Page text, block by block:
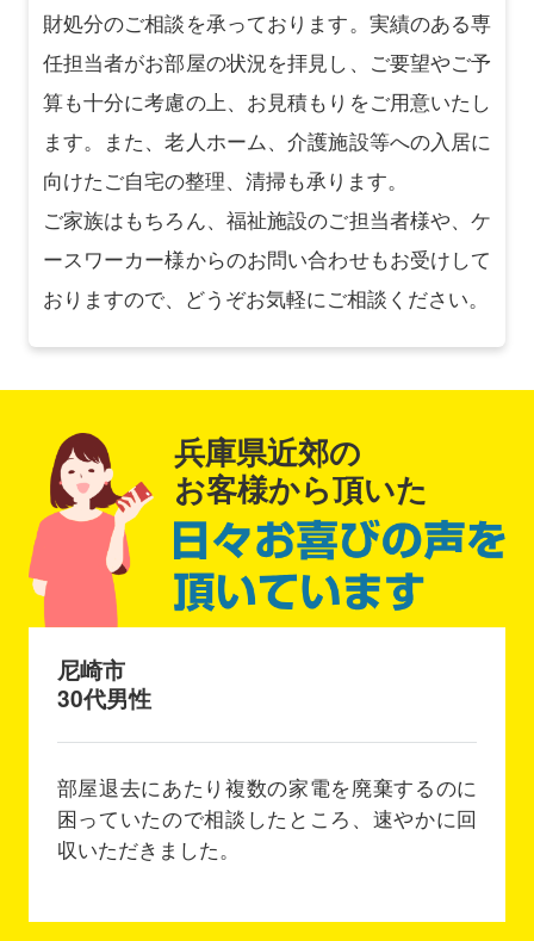
財処分のご相談を承っております。実績のある専
任担当者がお部屋の状況を拝見し、ご要望やご予
算も十分に考慮の上、お見積もりをご用意いたし
ます。また、老人ホーム、介護施設等への入居に
向けたご自宅の整理、清掃も承ります。
ご家族はもちろん、福祉施設のご担当者様や、ケ
ースワーカー様からのお問い合わせもお受けして
おりますので、どうぞお気軽にご相談ください。
兵庫県近郊の
お客様から頂いた
尼崎市
30代男性
部屋退去にあたり複数の家電を廃棄するのに
困っていたので相談したところ、速やかに回
収いただきました。